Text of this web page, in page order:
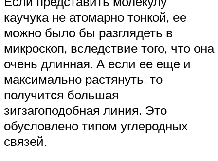
каучука не атомарно тонкой, ее
можно было бы разглядеть в
микроскоп, вследствие того, что она
очень длинная. А если ее еще и
максимально растянуть, то
получится большая
зигзагоподобная линия. Это
обусловлено типом углеродных
связей.